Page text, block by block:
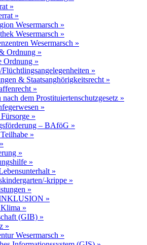
»
»
Wesermarsch »
Wesermarsch »
Wesermarsch »
Ordnung »
Ordnung »
»
& Staatsanghörigkeitsrecht »
»
dem Prostituiertenschutzgesetz »
»
»
– BAföG »
»
»
»
»
krippe »
»
»
»
(GIB) »
»
Wesermarsch »